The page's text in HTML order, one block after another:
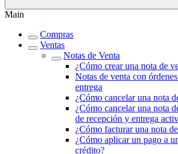
Main
Compras
Ventas
Notas de Venta
¿Cómo crear una nota de
Notas de venta con
entrega
¿Cómo cancelar una nota
¿Cómo cancelar una nota
de recepción y entrega
¿Cómo facturar una nota
¿Cómo aplicar un pago a
crédito?